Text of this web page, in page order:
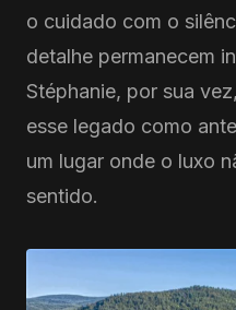
o cuidado com o
detalhe permanecem
Stéphanie, por sua
esse legado como
um lugar onde o luxo
sentido.